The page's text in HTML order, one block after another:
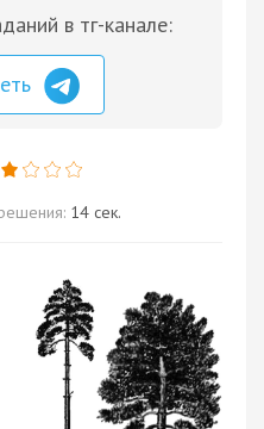
в тг-канале:
14 сек.